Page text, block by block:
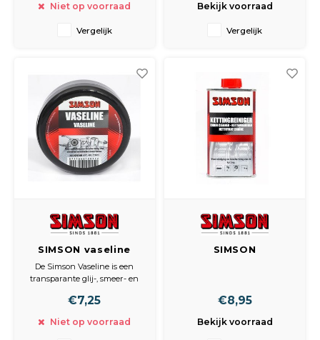
Houd O-ringen soepel bij
Geleverd in een 400ml
Niet op voorraad
Vergelijk
tegen corrosie en voorkomt
water. Geleverd in een 100 gr
Bekijk voorraad
Vergelijk
SIMSON vaseline
100gr.
De Simson Vaseline is een
transparante glij-, smeer- en
toepassingen! De vaseline is ph
een zuurvrije laag. Geleverd in
€7,25
Niet op voorraad
SIMSON
€8,95
Bekijk voorraad